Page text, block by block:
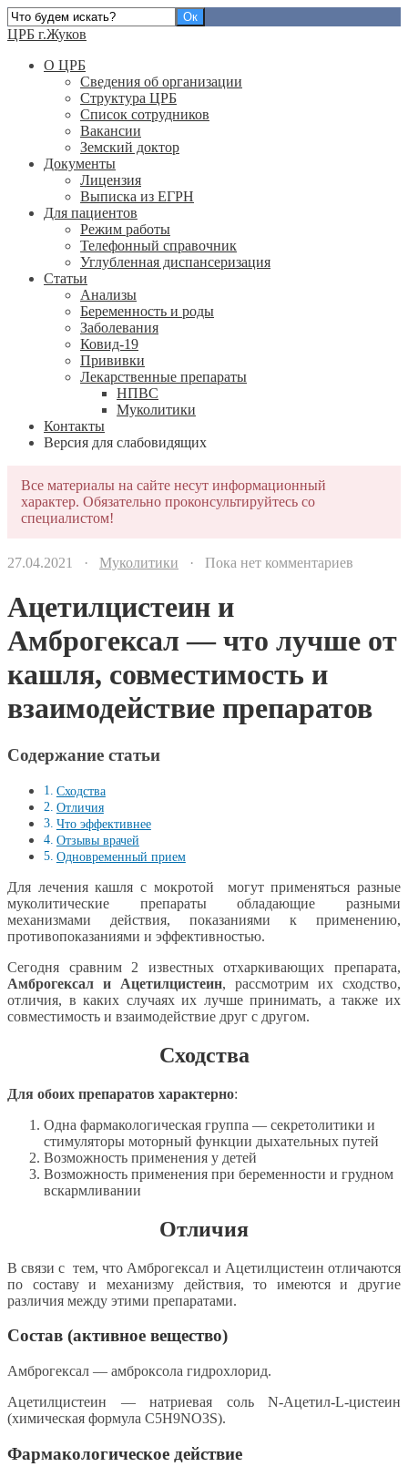
ЦРБ г.Жуков
О ЦРБ
Сведения об организации
Структура ЦРБ
Список сотрудников
Вакансии
Земский доктор
Документы
Лицензия
Выписка из ЕГРН
Для пациентов
Режим работы
Телефонный справочник
Углубленная диспансеризация
Статьи
Анализы
Беременность и роды
Заболевания
Ковид-19
Прививки
Лекарственные препараты
НПВС
Муколитики
Контакты
Версия для слабовидящих
Все материалы на сайте несут информационный
характер. Обязательно проконсультируйтесь со
специалистом!
27.04.2021 · Муколитики · Пока нет комментариев
Ацетилцистеин и
Амброгексал — что лучше от
кашля, совместимость и
взаимодействие препаратов
Содержание статьи
Сходства
Отличия
Что эффективнее
Отзывы врачей
Одновременный прием
Для лечения кашля с мокротой могут применяться разные
муколитические препараты обладающие разными
механизмами действия, показаниями к применению,
противопоказаниями и эффективностью.
Сегодня сравним 2 известных отхаркивающих препарата,
Амброгексал и Ацетилцистеин, рассмотрим их сходство,
отличия, в каких случаях их лучше принимать, а также их
совместимость и взаимодействие друг с другом.
Сходства
Для обоих препаратов характерно:
Одна фармакологическая группа — секретолитики и
стимуляторы моторный функции дыхательных путей
Возможность применения у детей
Возможность применения при беременности и грудном
вскармливании
Отличия
В связи с тем, что Амброгексал и Ацетилцистеин отличаются
по составу и механизму действия, то имеются и другие
различия между этими препаратами.
Состав (активное вещество)
Амброгексал — амброксола гидрохлорид.
Ацетилцистеин — натриевая соль N-Ацетил-L-цистеин
(химическая формула C5H9NO3S).
Фармакологическое действие